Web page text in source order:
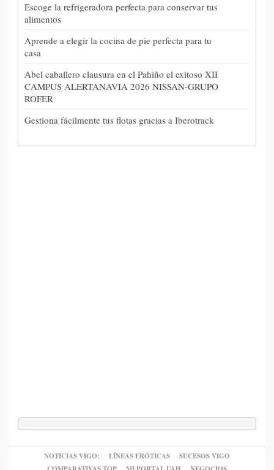
Escoge la refrigeradora perfecta para conservar tus
alimentos
Aprende a elegir la cocina de pie perfecta para tu
casa
Abel caballero clausura en el Pahiño el exitoso XII
CAMPUS ALERTANAVIA 2026 NISSAN-GRUPO
ROFER
Gestiona fácilmente tus flotas gracias a Iberotrack
NOTICIAS VIGO: LÍNEAS ERÓTICAS
SUCESOS VIGO